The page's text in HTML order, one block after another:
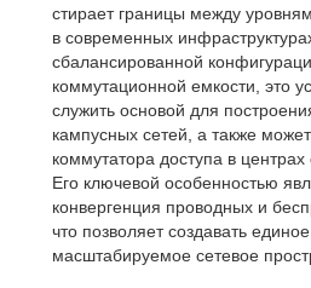
стирает границы между
в современных
сбалансированной
коммутационной емкости, это
служить основой для
кампусных сетей, а также
коммутатора доступа в
Его ключевой особенностью
конвергенция проводных и
что позволяет создавать
масштабируемое сетевое